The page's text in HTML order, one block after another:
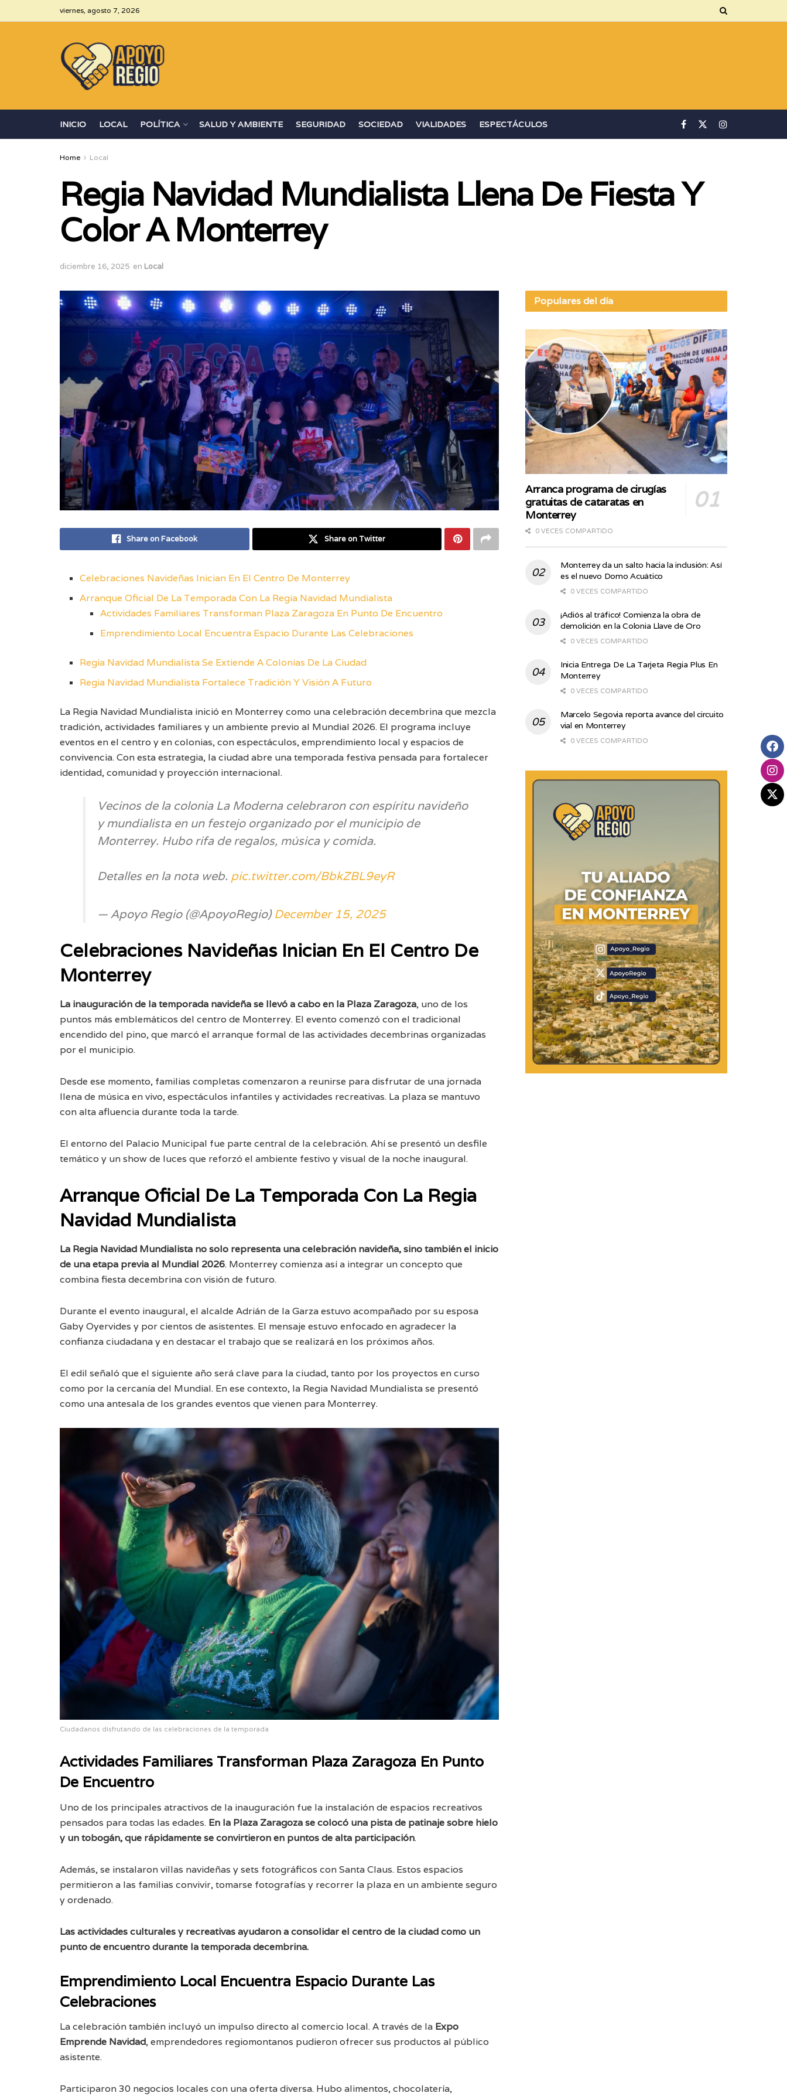
viernes, agosto 7, 2026
INICIO LOCAL POLÍTICA SALUD Y AMBIENTE SEGURIDAD SOCIEDAD VIALIDADES ESPECTÁCULOS
Home Local
Regia Navidad Mundialista Llena De Fiesta Y
Color A Monterrey
diciembre 16, 2025 en Local
Share on Facebook Share on Twitter
Celebraciones Navideñas Inician En El Centro De Monterrey
Arranque Oficial De La Temporada Con La Regia Navidad Mundialista
Actividades Familiares Transforman Plaza Zaragoza En Punto De Encuentro
Emprendimiento Local Encuentra Espacio Durante Las Celebraciones
Regia Navidad Mundialista Se Extiende A Colonias De La Ciudad
Regia Navidad Mundialista Fortalece Tradición Y Visión A Futuro
La Regia Navidad Mundialista inició en Monterrey como una celebración decembrina que mezcla
tradición, actividades familiares y un ambiente previo al Mundial 2026. El programa incluye
eventos en el centro y en colonias, con espectáculos, emprendimiento local y espacios de
convivencia. Con esta estrategia, la ciudad abre una temporada festiva pensada para fortalecer
identidad, comunidad y proyección internacional.
Vecinos de la colonia La Moderna celebraron con espíritu navideño
y mundialista en un festejo organizado por el municipio de
Monterrey. Hubo rifa de regalos, música y comida.
Detalles en la nota web. pic.twitter.com/BbkZBL9eyR
— Apoyo Regio (@ApoyoRegio)December 15, 2025
Celebraciones Navideñas Inician En El Centro De
Monterrey
La inauguración de la temporada navideña se llevó a cabo en la Plaza Zaragoza, uno de los
puntos más emblemáticos del centro de Monterrey. El evento comenzó con el tradicional
encendido del pino, que marcó el arranque formal de las actividades decembrinas organizadas
por el municipio.
Desde ese momento, familias completas comenzaron a reunirse para disfrutar de una jornada
llena de música en vivo, espectáculos infantiles y actividades recreativas. La plaza se mantuvo
con alta afluencia durante toda la tarde.
El entorno del Palacio Municipal fue parte central de la celebración. Ahí se presentó un desfile
temático y un show de luces que reforzó el ambiente festivo y visual de la noche inaugural.
Arranque Oficial De La Temporada Con La Regia
Navidad Mundialista
La Regia Navidad Mundialista no solo representa una celebración navideña, sino también el inicio
de una etapa previa al Mundial 2026. Monterrey comienza así a integrar un concepto que
combina fiesta decembrina con visión de futuro.
Durante el evento inaugural, el alcalde Adrián de la Garza estuvo acompañado por su esposa
Gaby Oyervides y por cientos de asistentes. El mensaje estuvo enfocado en agradecer la
confianza ciudadana y en destacar el trabajo que se realizará en los próximos años.
El edil señaló que el siguiente año será clave para la ciudad, tanto por los proyectos en curso
como por la cercanía del Mundial. En ese contexto, la Regia Navidad Mundialista se presentó
como una antesala de los grandes eventos que vienen para Monterrey.
Ciudadanos disfrutando de las celebraciones de la temporada
Actividades Familiares Transforman Plaza Zaragoza En Punto
De Encuentro
Uno de los principales atractivos de la inauguración fue la instalación de espacios recreativos
pensados para todas las edades. En la Plaza Zaragoza se colocó una pista de patinaje sobre hielo
y un tobogán, que rápidamente se convirtieron en puntos de alta participación.
Además, se instalaron villas navideñas y sets fotográficos con Santa Claus. Estos espacios
permitieron a las familias convivir, tomarse fotografías y recorrer la plaza en un ambiente seguro
y ordenado.
Las actividades culturales y recreativas ayudaron a consolidar el centro de la ciudad como un
punto de encuentro durante la temporada decembrina.
Emprendimiento Local Encuentra Espacio Durante Las
Celebraciones
La celebración también incluyó un impulso directo al comercio local. A través de la Expo
Emprende Navidad, emprendedores regiomontanos pudieron ofrecer sus productos al público
asistente.
Participaron 30 negocios locales con una oferta diversa. Hubo alimentos, chocolatería,
Populares del día
Arranca programa de cirugías
gratuitas de cataratas en
Monterrey
0 VECES COMPARTIDO
Monterrey da un salto hacia la inclusión: Así
es el nuevo Domo Acuático
0 VECES COMPARTIDO
¡Adiós al tráfico! Comienza la obra de
demolición en la Colonia Llave de Oro
0 VECES COMPARTIDO
Inicia Entrega De La Tarjeta Regia Plus En
Monterrey
0 VECES COMPARTIDO
Marcelo Segovia reporta avance del circuito
vial en Monterrey
0 VECES COMPARTIDO